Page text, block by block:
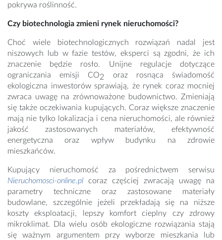
pokrywa roślinność.
Czy biotechnologia zmieni rynek nieruchomości?
Choć wiele biotechnologicznych rozwiązań nadal jest
niszowych lub w fazie testów, eksperci są zgodni, że ich
znaczenie będzie rosło. Unijne regulacje dotyczące
ograniczania emisji CO2 oraz rosnąca świadomość
ekologiczna inwestorów sprawiają, że rynek coraz mocniej
zwraca uwagę na zrównoważone budownictwo. Zmieniają
się także oczekiwania kupujących. Coraz większe znaczenie
mają nie tylko lokalizacja i cena nieruchomości, ale również
jakość zastosowanych materiałów, efektywność
energetyczna oraz wpływ budynku na zdrowie
mieszkańców.
Kupujący nieruchomość za pośrednictwem serwisu
Nieruchomosci-online.pl coraz częściej zwracają uwagę na
parametry techniczne oraz zastosowane materiały
budowlane, szczególnie jeżeli przekładają się na niższe
koszty eksploatacji, lepszy komfort cieplny czy zdrowy
mikroklimat. Dla wielu osób ekologiczne rozwiązania stają
się ważnym argumentem przy wyborze mieszkania lub